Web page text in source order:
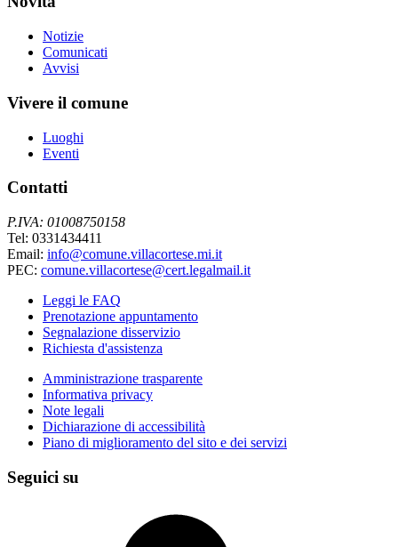
Notizie
Comunicati
Avvisi
Vivere il comune
Luoghi
Eventi
Contatti
P.IVA: 01008750158
Tel: 0331434411
Email: info@comune.villacortese.mi.it
PEC: comune.villacortese@cert.legalmail.it
Leggi le FAQ
Prenotazione appuntamento
Segnalazione disservizio
Richiesta d'assistenza
Amministrazione trasparente
Informativa privacy
Note legali
Dichiarazione di accessibilità
Piano di miglioramento del sito e dei servizi
Seguici su